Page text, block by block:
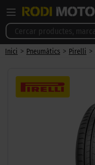
Inici > Pneumàtics > Pirelli >